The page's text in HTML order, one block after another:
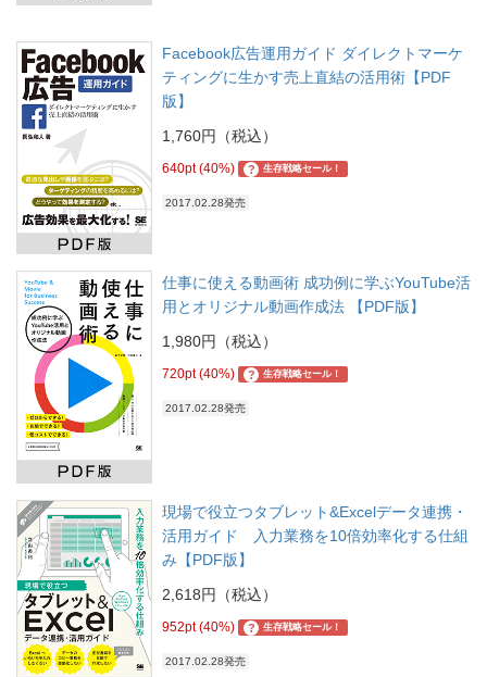
Facebook広告運用ガイド ダイレクトマーケ
ティングに生かす売上直結の活用術【PDF
版】
1,760円（税込）
640pt (40%) ? 生存戦略セール！
2017.02.28発売
仕事に使える動画術 成功例に学ぶYouTube活
用とオリジナル動画作成法 【PDF版】
1,980円（税込）
720pt (40%) ? 生存戦略セール！
2017.02.28発売
現場で役立つタブレット&Excelデータ連携・
活用ガイド 入力業務を10倍効率化する仕組
み【PDF版】
2,618円（税込）
952pt (40%) ? 生存戦略セール！
2017.02.28発売